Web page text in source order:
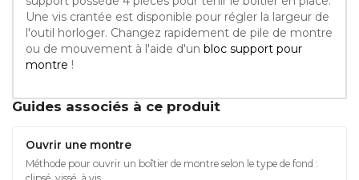
Une vis crantée est disponible pour régler la largeur de
l'outil horloger. Changez rapidement de pile de montre
ou de mouvement à l'aide d'un bloc support pour
montre !
Guides associés à ce produit
Ouvrir une montre
Méthode pour ouvrir un boîtier de montre selon le type de fond :